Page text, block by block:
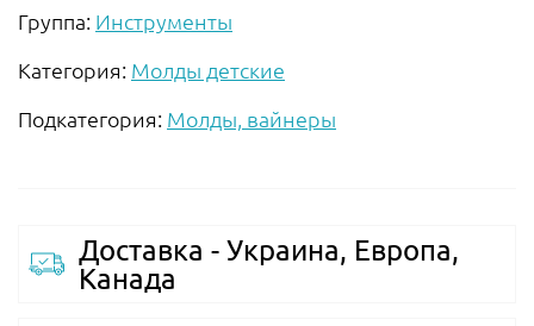
Группа: Инструменты
Категория: Молды детские
Подкатегория: Молды, вайнеры
Доставка - Украина, Европа,
Канада